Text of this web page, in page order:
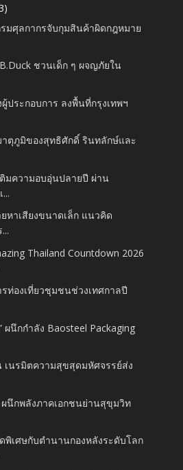
มศุลกากรจับกุมสินค้าผิดกฎหมาย
ชวนเด็ก ๆ ผจญภัยใน
ผู้ประกอบการ ลงพื้นที่กรุงเทพฯ
ตุภูมิของสุทธิศักดิ์ รินทลักษ์และ
มความอบอุ่นปลายปี ผ่าน
หาเสียงขนาดเล็ก แนวคิด
Thailand Countdown 2026
ท่องเที่ยวชุมชนช่วงเทศกาลปี
ผนึกกำลัง Baosteel Packaging
เนรมิตความสุขสุดมหัศจรรย์ส่ง
ผนึกพลังภาคเอกชนย่านสุขุมวิท
เศษกับตำนานกองหลังระดับโลก